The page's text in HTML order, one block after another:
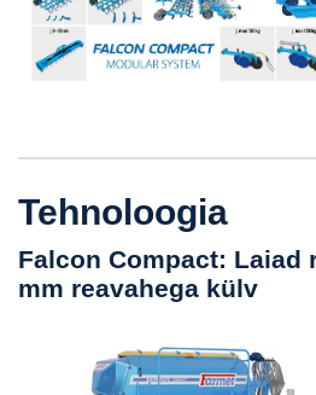
Tehnoloogia
Falcon Compact: Laiad
mm reavahega külv